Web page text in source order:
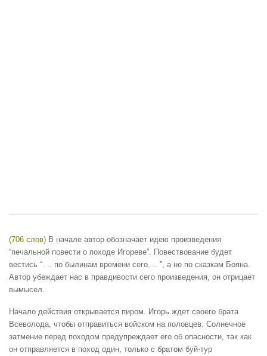
(706 слов) В начале автор обозначает идею произведения
“печальной повести о походе Игореве”. Повествование будет
вестись “. .. по былинам времени сего. .. ”, а не по сказкам Бояна.
Автор убеждает нас в правдивости сего произведения, он отрицает
вымысел.
Начало действия открывается пиром. Игорь ждет своего брата
Всеволода, чтобы отправиться войском на половцев. Солнечное
затмение перед походом предупреждает его об опасности, так как
он отправляется в поход один, только с братом буй-тур